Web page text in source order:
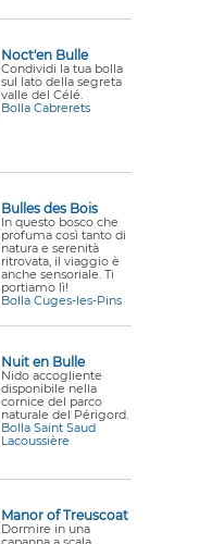
Noct'en Bulle
Condividi la tua bolla
sul lato della segreta
valle del Célé.
Bolla Cabrerets
Bulles des Bois
In questo bosco che
profuma così tanto di
natura e serenità
ritrovata, il viaggio è
anche sensoriale. Ti
portiamo lì!
Bolla Cuges-les-Pins
Nuit en Bulle
Nido accogliente
disponibile nella
cornice del parco
naturale del Périgord.
Bolla Saint Saud
Lacoussière
Manor of Treuscoat
Dormire in una